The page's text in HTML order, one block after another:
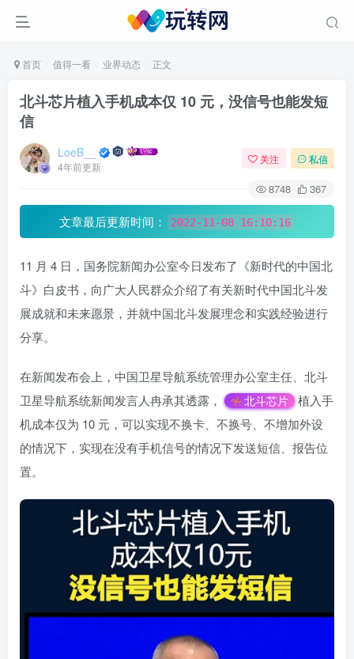
首页 值得一看 业界动态 正文
北斗芯片植入手机成本仅 10 元，没信号也能发短
信
LoeB__
4年前更新
关注 私信
8748 367
文章最后更新时间： 2022-11-08 16:10:16
11 月 4 日，国务院新闻办公室今日发布了《新时代的中国北
斗》白皮书，向广大人民群众介绍了有关新时代中国北斗发
展成就和未来愿景，并就中国北斗发展理念和实践经验进行
分享。
在新闻发布会上，中国卫星导航系统管理办公室主任、北斗
卫星导航系统新闻发言人冉承其透露，
北斗芯片
植入手
机成本仅为 10 元，可以实现不换卡、不换号、不增加外设
的情况下，实现在没有手机信号的情况下发送短信、报告位
置。